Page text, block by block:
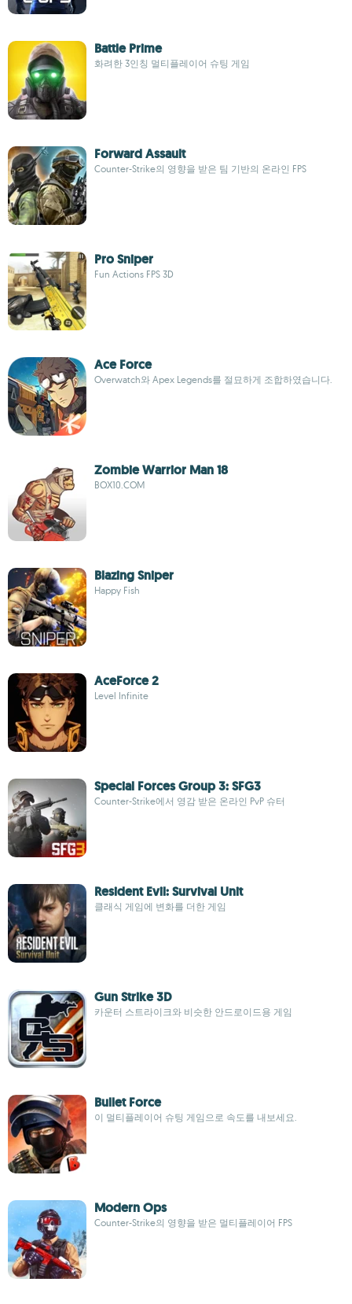
Battle Prime
화려한 3인칭 멀티플레이어 슈팅 게임
Forward Assault
Counter-Strike의 영향을 받은 팀 기반의 온라인 FPS
Pro Sniper
Fun Actions FPS 3D
Ace Force
Overwatch와 Apex Legends를 절묘하게 조합하였습니다.
Zombie Warrior Man 18
BOX10.COM
Blazing Sniper
Happy Fish
AceForce 2
Level Infinite
Special Forces Group 3: SFG3
Counter-Strike에서 영감 받은 온라인 PvP 슈터
Resident Evil: Survival Unit
클래식 게임에 변화를 더한 게임
Gun Strike 3D
카운터 스트라이크와 비슷한 안드로이드용 게임
Bullet Force
이 멀티플레이어 슈팅 게임으로 속도를 내보세요.
Modern Ops
Counter-Strike의 영향을 받은 멀티플레이어 FPS